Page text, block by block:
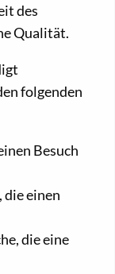
des
Qualität.
folgenden
Besuch
die einen
die eine